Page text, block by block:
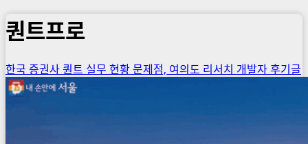
퀀트프로
한국 증권사 퀀트 실무 현황 문제점, 여의도 리서치 개발자 후기글